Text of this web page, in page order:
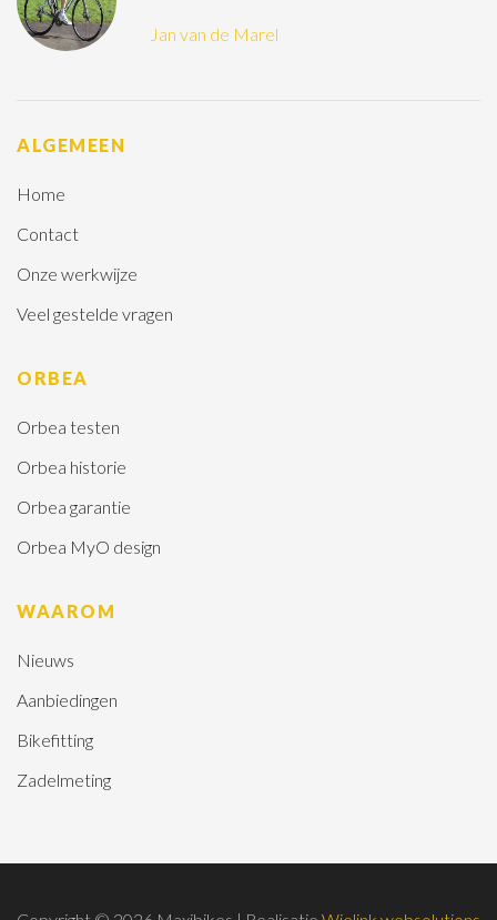
Jan van de Marel
ALGEMEEN
Home
Contact
Onze werkwijze
Veel gestelde vragen
ORBEA
Orbea testen
Orbea historie
Orbea garantie
Orbea MyO design
WAAROM
Nieuws
Aanbiedingen
Bikefitting
Zadelmeting